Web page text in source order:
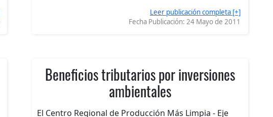
Leer publicación completa [+]
Fecha Publicación: 24 Mayo de 2011
Beneficios tributarios por inversiones
ambientales
El Centro Regional de Producción Más Limpia - Eje